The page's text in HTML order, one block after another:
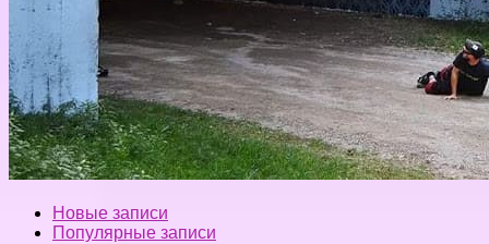
Новые записи
Популярные записи